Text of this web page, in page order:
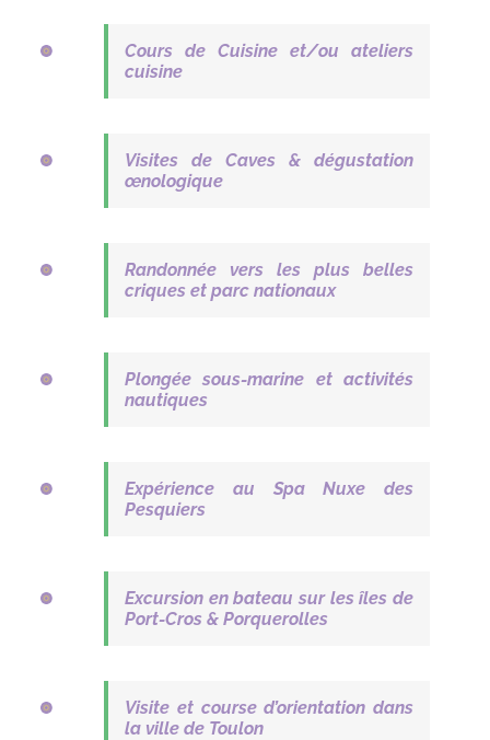
Cours de Cuisine et/ou ateliers
cuisine
Visites de Caves & dégustation
œnologique
Randonnée vers les plus belles
criques et parc nationaux
Plongée sous-marine et activités
nautiques
Expérience au Spa Nuxe des
Pesquiers
Excursion en bateau sur les îles de
Port-Cros & Porquerolles
Visite et course d’orientation dans
la ville de Toulon